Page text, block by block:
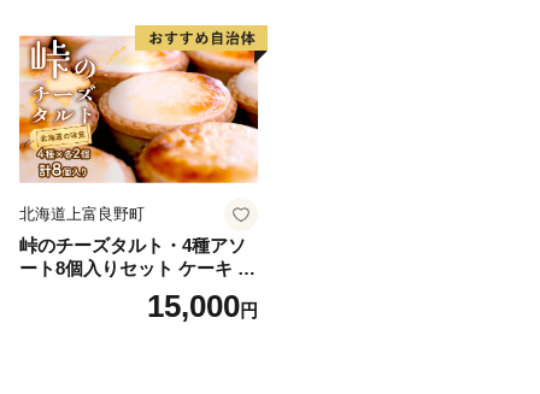
北海道上富良野町
峠のチーズタルト・4種アソ
ート8個入りセット ケーキ チ
ョコレート チーズケーキ お
15,000円